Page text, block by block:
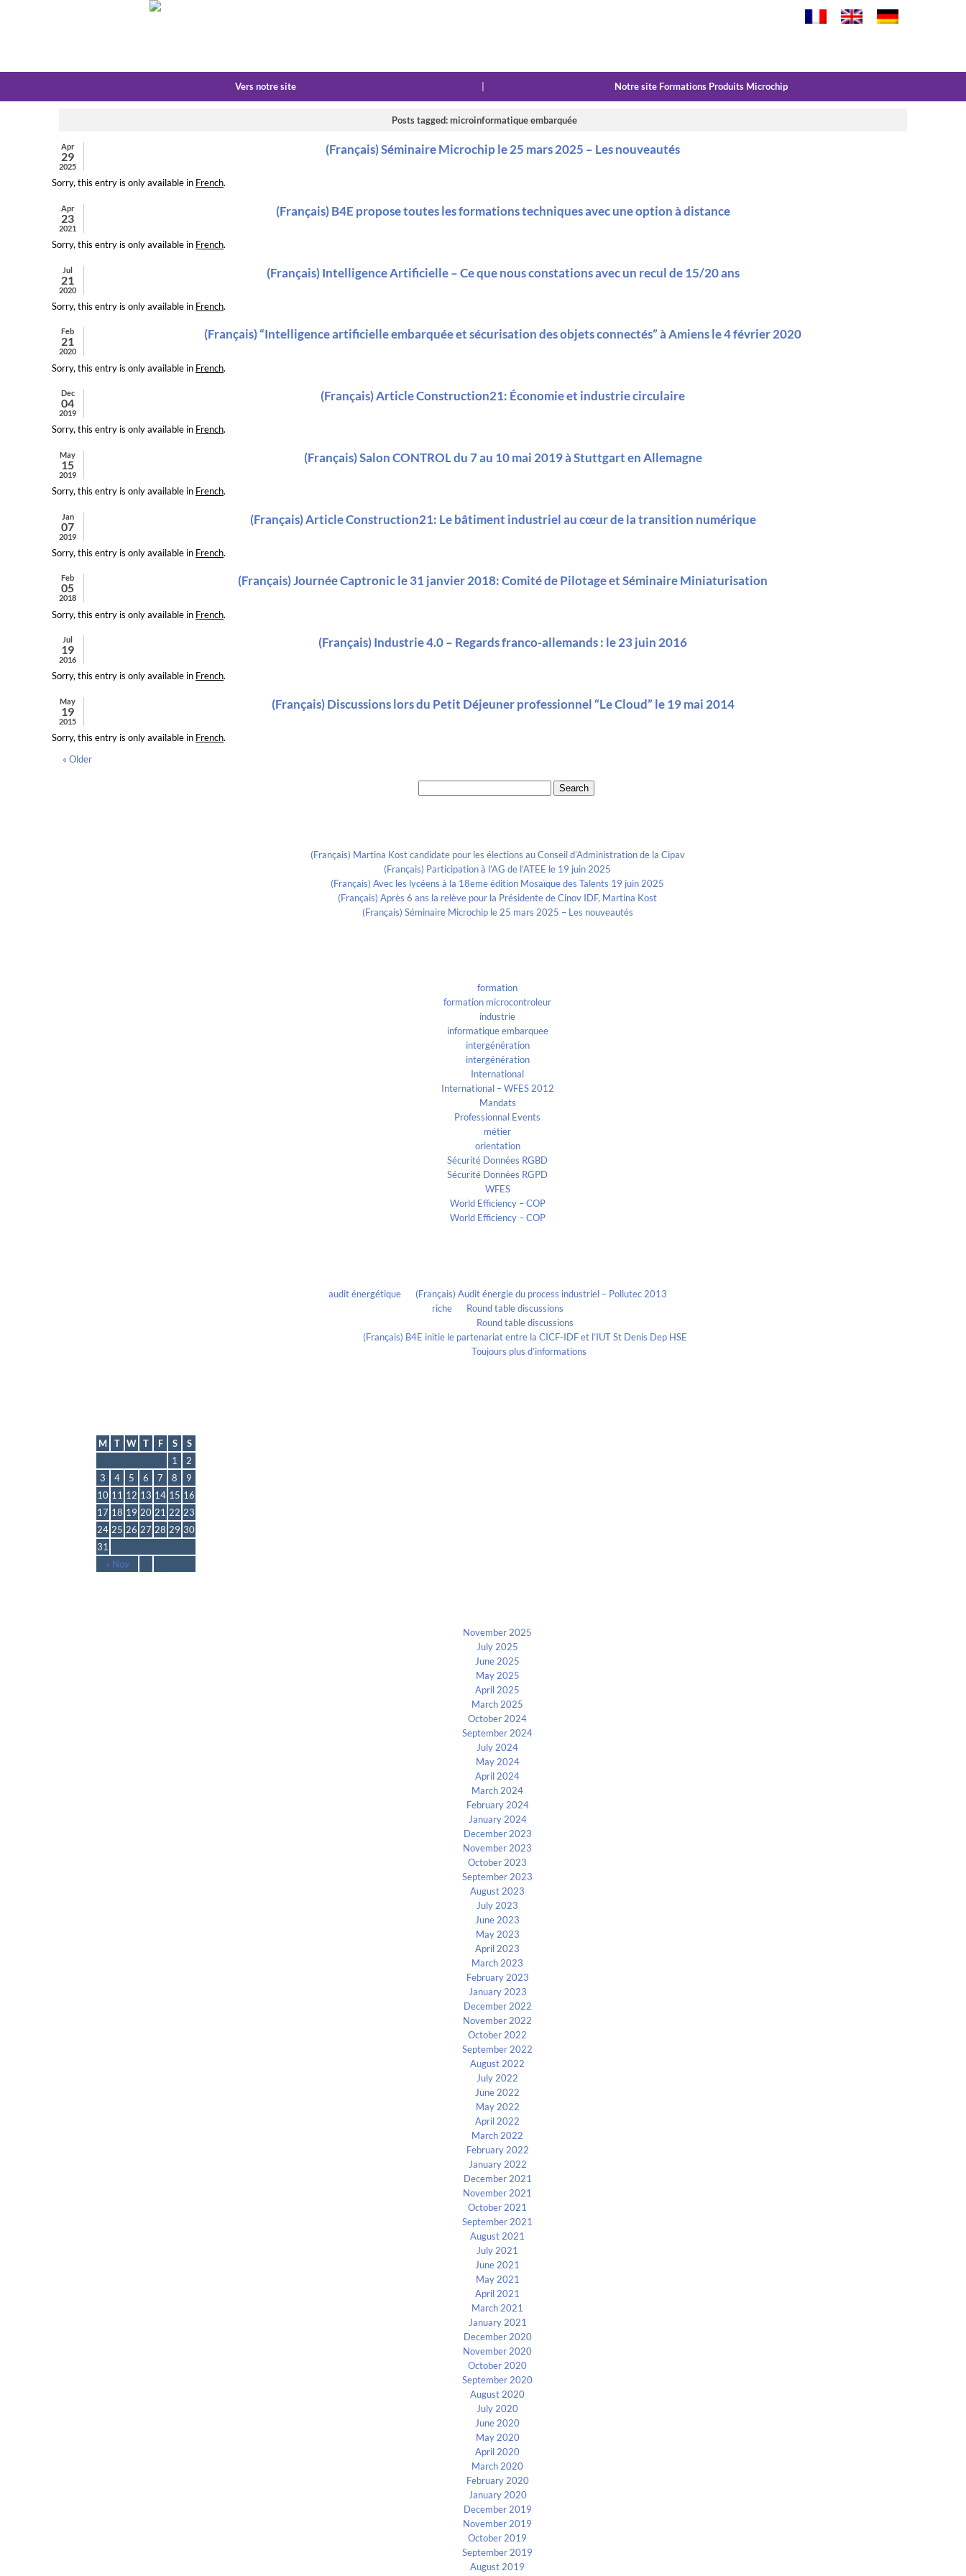
Vers notre site Notre site Formations Produits Microchip
Posts tagged: microinformatique embarquée
Apr
29
2025
(Français) Séminaire Microchip le 25 mars 2025 – Les nouveautés
Sorry, this entry is only available in French.
Apr
23
2021
(Français) B4E propose toutes les formations techniques avec une option à distance
Sorry, this entry is only available in French.
Jul
21
2020
(Français) Intelligence Artificielle – Ce que nous constations avec un recul de 15/20 ans
Sorry, this entry is only available in French.
Feb
21
2020
(Français) “Intelligence artificielle embarquée et sécurisation des objets connectés” à Amiens le 4 février 2020
Sorry, this entry is only available in French.
Dec
04
2019
(Français) Article Construction21: Économie et industrie circulaire
Sorry, this entry is only available in French.
May
15
2019
(Français) Salon CONTROL du 7 au 10 mai 2019 à Stuttgart en Allemagne
Sorry, this entry is only available in French.
Jan
07
2019
(Français) Article Construction21: Le bâtiment industriel au cœur de la transition numérique
Sorry, this entry is only available in French.
Feb
05
2018
(Français) Journée Captronic le 31 janvier 2018: Comité de Pilotage et Séminaire Miniaturisation
Sorry, this entry is only available in French.
Jul
19
2016
(Français) Industrie 4.0 – Regards franco-allemands : le 23 juin 2016
Sorry, this entry is only available in French.
May
19
2015
(Français) Discussions lors du Petit Déjeuner professionnel “Le Cloud” le 19 mai 2014
Sorry, this entry is only available in French.
« Older
(Français) Martina Kost candidate pour les élections au Conseil d’Administration de la Cipav
(Français) Participation à l’AG de l’ATEE le 19 juin 2025
(Français) Avec les lycéens à la 18eme édition Mosaïque des Talents 19 juin 2025
(Français) Après 6 ans la relève pour la Présidente de Cinov IDF, Martina Kost
(Français) Séminaire Microchip le 25 mars 2025 – Les nouveautés
formation
formation microcontroleur
industrie
informatique embarquee
intergénération
intergénération
International
International – WFES 2012
Mandats
Professionnal Events
métier
orientation
Sécurité Données RGBD
Sécurité Données RGPD
WFES
World Efficiency – COP
World Efficiency – COP
audit énergétiqueon (Français) Audit énergie du process industriel – Pollutec 2013
richeon Round table discussions
Round table discussions
(Français) B4E initie le partenariat entre la CICF-IDF et l’IUT St Denis Dep HSE
Toujours plus d’informations
M
T W T F S S
« Nov
1
2
3
4 5 6 7 8
9
10 11 12 13 14 15 16
17 18 19 20 21 22 23
24 25 26 27 28 29 30
31
November 2025
July 2025
June 2025
May 2025
April 2025
March 2025
October 2024
September 2024
July 2024
May 2024
April 2024
March 2024
February 2024
January 2024
December 2023
November 2023
October 2023
September 2023
August 2023
July 2023
June 2023
May 2023
April 2023
March 2023
February 2023
January 2023
December 2022
November 2022
October 2022
September 2022
August 2022
July 2022
June 2022
May 2022
April 2022
March 2022
February 2022
January 2022
December 2021
November 2021
October 2021
September 2021
August 2021
July 2021
June 2021
May 2021
April 2021
March 2021
January 2021
December 2020
November 2020
October 2020
September 2020
August 2020
July 2020
June 2020
May 2020
April 2020
March 2020
February 2020
January 2020
December 2019
November 2019
October 2019
September 2019
August 2019